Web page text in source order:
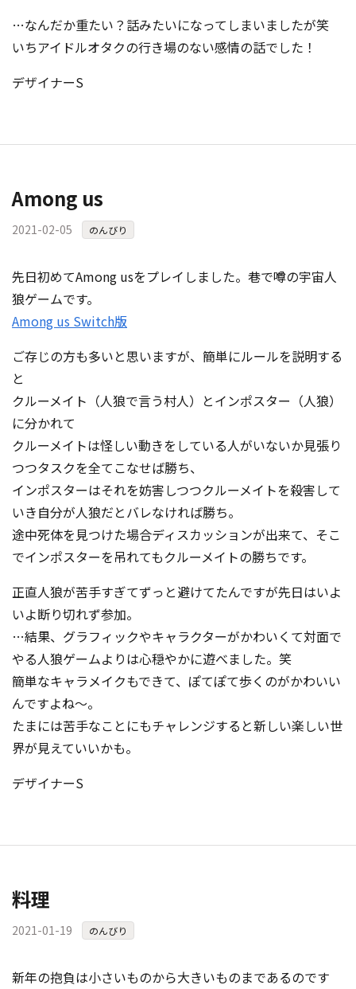
…なんだか重たい？話みたいになってしまいましたが笑
いちアイドルオタクの行き場のない感情の話でした！
デザイナーS
Among us
2021-02-05 のんびり
先日初めてAmong usをプレイしました。巷で噂の宇宙人
狼ゲームです。
Among us Switch版
ご存じの方も多いと思いますが、簡単にルールを説明する
と
クルーメイト（人狼で言う村人）とインポスター（人狼）
に分かれて
クルーメイトは怪しい動きをしている人がいないか見張り
つつタスクを全てこなせば勝ち、
インポスターはそれを妨害しつつクルーメイトを殺害して
いき自分が人狼だとバレなければ勝ち。
途中死体を見つけた場合ディスカッションが出来て、そこ
でインポスターを吊れてもクルーメイトの勝ちです。
正直人狼が苦手すぎてずっと避けてたんですが先日はいよ
いよ断り切れず参加。
…結果、グラフィックやキャラクターがかわいくて対面で
やる人狼ゲームよりは心穏やかに遊べました。笑
簡単なキャラメイクもできて、ぽてぽて歩くのがかわいい
んですよね～。
たまには苦手なことにもチャレンジすると新しい楽しい世
界が見えていいかも。
デザイナーS
料理
2021-01-19 のんびり
新年の抱負は小さいものから大きいものまであるのです